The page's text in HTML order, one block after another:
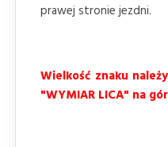
prawej stronie jezdni.
Wielkość znaku
"WYMIAR LICA" na